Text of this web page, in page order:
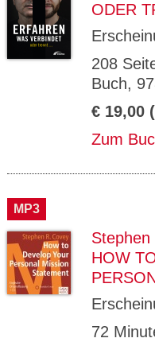
ODER
208
Buch,
€ 19,00
Zum
MP3
HOW
72